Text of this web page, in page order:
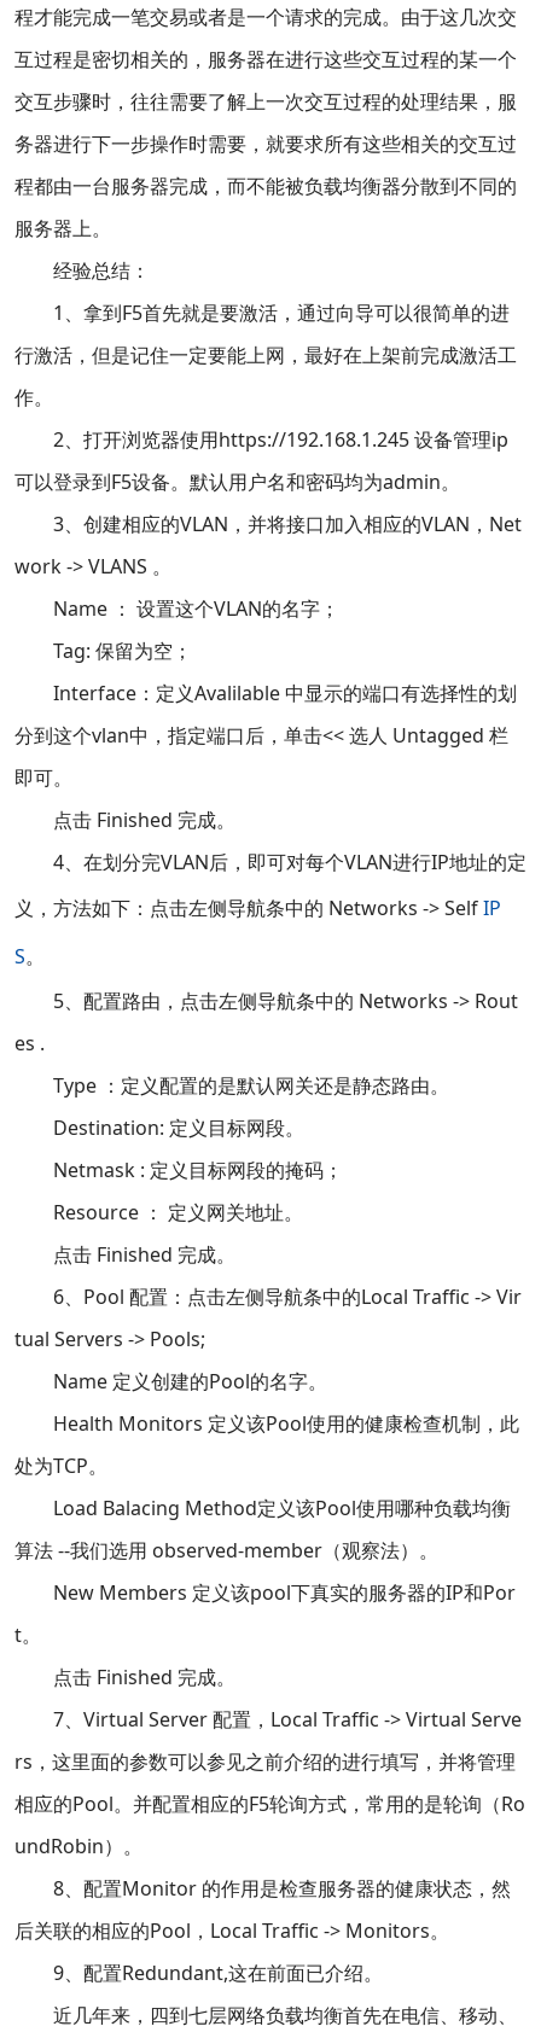
程才能完成一笔交易或者是一个请求的完成。由于这几次交
互过程是密切相关的，服务器在进行这些交互过程的某一个
交互步骤时，往往需要了解上一次交互过程的处理结果，服
务器进行下一步操作时需要，就要求所有这些相关的交互过
程都由一台服务器完成，而不能被负载均衡器分散到不同的
服务器上。
经验总结：
1、拿到F5首先就是要激活，通过向导可以很简单的进
行激活，但是记住一定要能上网，最好在上架前完成激活工
作。
2、打开浏览器使用https://192.168.1.245 设备管理ip
可以登录到F5设备。默认用户名和密码均为admin。
3、创建相应的VLAN，并将接口加入相应的VLAN，Net
work -> VLANS 。
Name ： 设置这个VLAN的名字；
Tag: 保留为空；
Interface：定义Avalilable 中显示的端口有选择性的划
分到这个vlan中，指定端口后，单击<< 选人 Untagged 栏
即可。
点击 Finished 完成。
4、在划分完VLAN后，即可对每个VLAN进行IP地址的定
义，方法如下：点击左侧导航条中的 Networks -> SelfIP
S。
5、配置路由，点击左侧导航条中的 Networks -> Rout
es .
Type ：定义配置的是默认网关还是静态路由。
Destination: 定义目标网段。
Netmask : 定义目标网段的掩码；
Resource ： 定义网关地址。
点击 Finished 完成。
6、Pool 配置：点击左侧导航条中的Local Traffic -> Vir
tual Servers -> Pools;
Name 定义创建的Pool的名字。
Health Monitors 定义该Pool使用的健康检查机制，此
处为TCP。
Load Balacing Method定义该Pool使用哪种负载均衡
算法 --我们选用 observed-member（观察法）。
New Members 定义该pool下真实的服务器的IP和Por
t。
点击 Finished 完成。
7、Virtual Server 配置，Local Traffic -> Virtual Serve
rs，这里面的参数可以参见之前介绍的进行填写，并将管理
相应的Pool。并配置相应的F5轮询方式，常用的是轮询（Ro
undRobin）。
8、配置Monitor 的作用是检查服务器的健康状态，然
后关联的相应的Pool，Local Traffic -> Monitors。
9、配置Redundant,这在前面已介绍。
近几年来，四到七层网络负载均衡首先在电信、移动、